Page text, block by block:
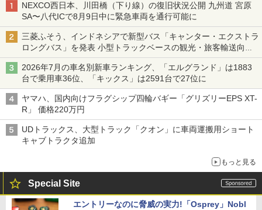
NEXCO西日本、川田橋（下り線）の復旧状況公開 九州道 宮原
SA〜八代ICで8月9日中に緊急車両を通行可能に
三菱ふそう、インドネシアで新型バス「キャンター・エクストラ
ロングバス」を発表 小型トラックベースの観光・旅客輸送向け
バス
2026年7月の車名別新車ランキング、「エルグランド」は1883
台で乗用車36位、「キックス」は2591台で27位に
ヤマハ、国内向けフラグシップ四輪バギー「グリズリーEPS XT-
R」 価格220万円
UDトラックス、大型トラック「クオン」に車両運搬用ショート
キャブトラクタ追加
もっと見る
Special Site
エントリーなのに脅威の実力!「Osprey」Nobl